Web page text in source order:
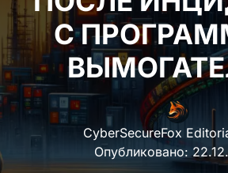
С
CyberSecureFox
Опубликовано: